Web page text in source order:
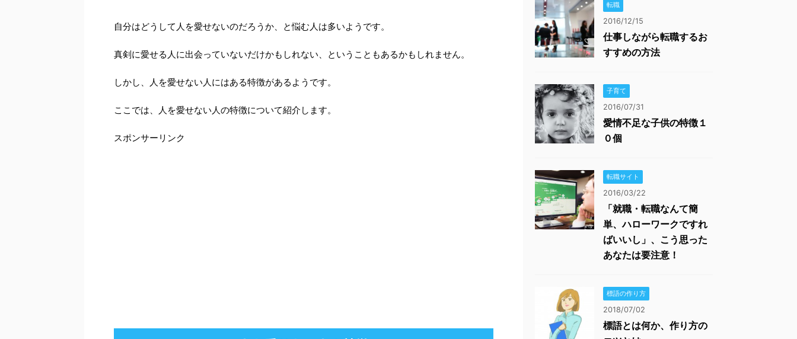
自分はどうして人を愛せないのだろうか、と悩む人は多いようです。
真剣に愛せる人に出会っていないだけかもしれない、ということもあるかもしれません。
しかし、人を愛せない人にはある特徴があるようです。
ここでは、人を愛せない人の特徴について紹介します。
スポンサーリンク
転職
2016/12/15
仕事しながら転職するお
すすめの方法
子育て
2016/07/31
愛情不足な子供の特徴１
０個
転職サイト
2016/03/22
「就職・転職なんて簡
単、ハローワークですれ
ばいいし」、こう思った
あなたは要注意！
標語の作り方
2018/07/02
標語とは何か、作り方の